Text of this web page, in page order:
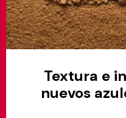
Textura e
nuevos